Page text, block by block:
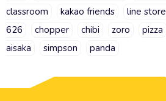
classroom
kakao friends line store
626
chopper chibi zoro pizza
aisaka
simpson panda